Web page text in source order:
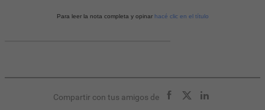
Para leer la nota completa y opinar hacé clic en el título
Compartir con tus amigos de